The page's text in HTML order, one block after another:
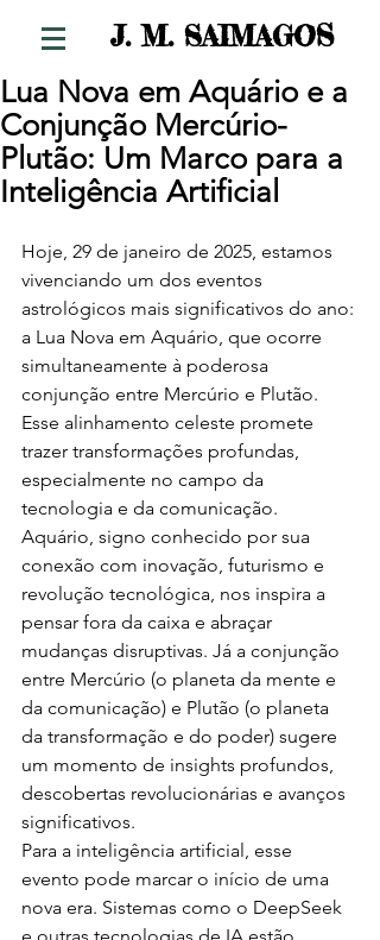
J. M. SAIMAGOS
Lua Nova em Aquário e a
Conjunção Mercúrio-
Plutão: Um Marco para a
Inteligência Artificial
Hoje, 29 de janeiro de 2025, estamos
vivenciando um dos eventos
astrológicos mais significativos do ano:
a Lua Nova em Aquário, que ocorre
simultaneamente à poderosa
conjunção entre Mercúrio e Plutão.
Esse alinhamento celeste promete
trazer transformações profundas,
especialmente no campo da
tecnologia e da comunicação.
Aquário, signo conhecido por sua
conexão com inovação, futurismo e
revolução tecnológica, nos inspira a
pensar fora da caixa e abraçar
mudanças disruptivas. Já a conjunção
entre Mercúrio (o planeta da mente e
da comunicação) e Plutão (o planeta
da transformação e do poder) sugere
um momento de insights profundos,
descobertas revolucionárias e avanços
significativos.
Para a inteligência artificial, esse
evento pode marcar o início de uma
nova era. Sistemas como o DeepSeek